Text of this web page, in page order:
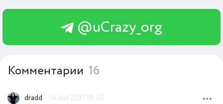
@uCrazy_org
Комментарии 16
dradd 14 мая 2007 18:45